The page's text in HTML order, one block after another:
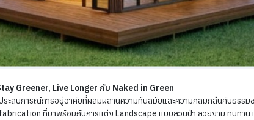
Greener, Live Longer กับ Naked in Green
สบการณ์การอยู่อาศัยที่ผสมผสานความทันสมัยและความกลมกลืนกับธรร
ที่มาพร้อมกับการแต่ง Landscape แบบสวนป่า สวยงาม ทนทาน